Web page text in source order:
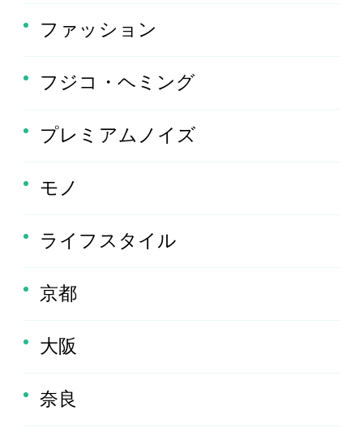
ファッション
フジコ・ヘミング
プレミアムノイズ
モノ
ライフスタイル
京都
大阪
奈良